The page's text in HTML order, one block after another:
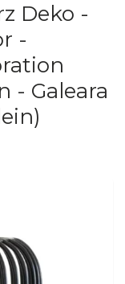
Deko -
-
- Galeara